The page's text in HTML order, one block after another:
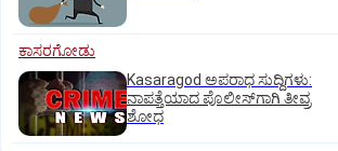
ಕಾಸರಗೋಡು
Kasaragod ಅಪರಾಧ ಸುದ್ದಿಗಳು:
ನಾಪತ್ತೆಯಾದ ಪೊಲೀಸ್‌ಗಾಗಿ ತೀವ್ರ
ಶೋಧ